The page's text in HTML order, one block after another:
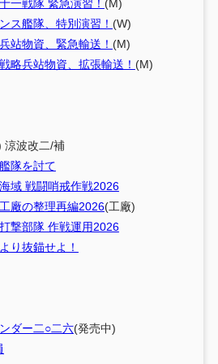
一戦隊 緊急演習！ (M)
ス艦隊、特別演習！ (W)
站物資、緊急輸送！ (M)
略兵站物資、拡張輸送！ (M)
涼波改二/補
隊を討て
域 戦闘哨戒作戦2026
廠の整理再編2026(工廠)
撃部隊 作戦運用2026
り抜錨せよ！
ダー二○二六(発売中)